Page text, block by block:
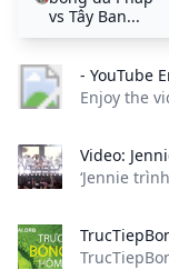
vs Tây Ban...